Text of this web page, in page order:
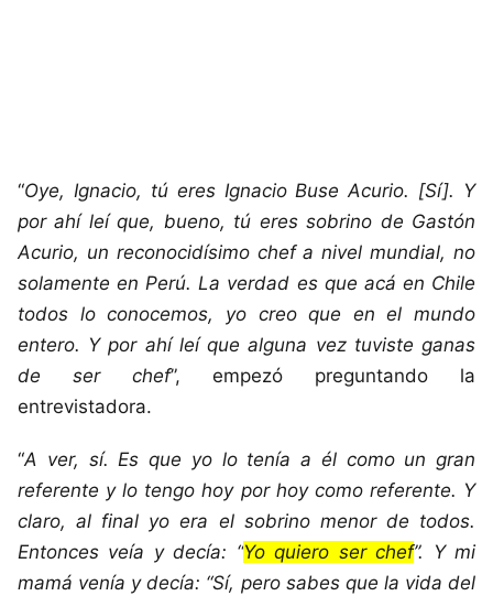
“Oye, Ignacio, tú eres Ignacio Buse Acurio. [Sí]. Y
por ahí leí que, bueno, tú eres sobrino de Gastón
Acurio, un reconocidísimo chef a nivel mundial, no
solamente en Perú. La verdad es que acá en Chile
todos lo conocemos, yo creo que en el mundo
entero. Y por ahí leí que alguna vez tuviste ganas
de ser chef”, empezó preguntando la
entrevistadora.
“A ver, sí. Es que yo lo tenía a él como un gran
referente y lo tengo hoy por hoy como referente. Y
claro, al final yo era el sobrino menor de todos.
Entonces veía y decía: “Yo quiero ser chef”. Y mi
mamá venía y decía: “Sí, pero sabes que la vida del